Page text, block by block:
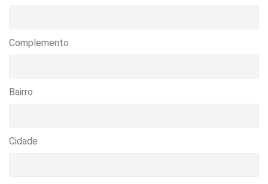
Complemento
Bairro
Cidade